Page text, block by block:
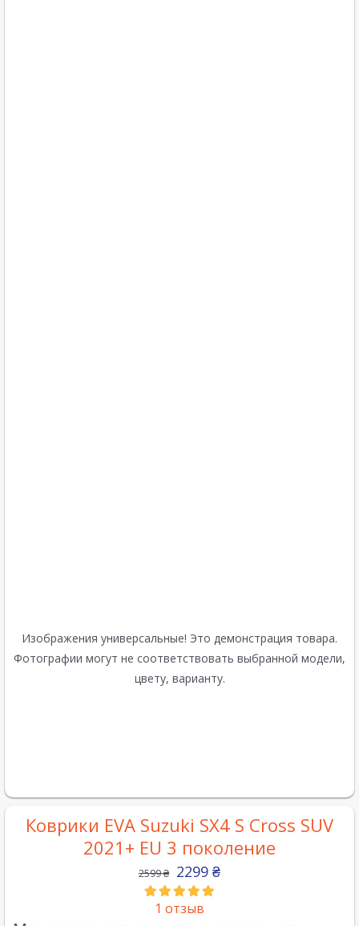
Изображения универсальные! Это демонстрация товара.
Фотографии могут не соответствовать выбранной модели,
цвету, варианту.
Коврики EVA Suzuki SX4 S Cross SUV
2021+ EU 3 поколение
2599₴ 2299 ₴
1 отзыв